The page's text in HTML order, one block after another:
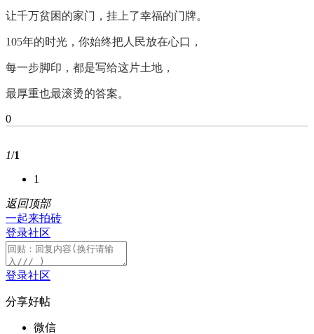
让千万贫困的家门，挂上了幸福的门牌。
105年的时光，你始终把人民放在心口，
每一步脚印，都是写给这片土地，
最厚重也最滚烫的答案。
0
1/1
1
返回顶部
一起来拍砖
登录社区
登录社区
分享好帖
微信